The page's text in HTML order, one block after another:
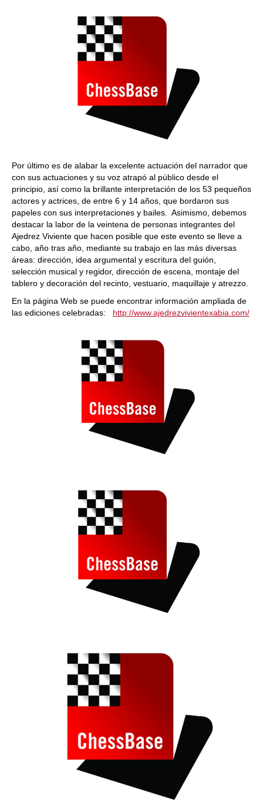
Por último es de alabar la excelente actuación del narrador que
con sus actuaciones y su voz atrapó al público desde el
principio, así como la brillante interpretación de los 53 pequeños
actores y actrices, de entre 6 y 14 años, que bordaron sus
papeles con sus interpretaciones y bailes. Asimismo, debemos
destacar la labor de la veintena de personas integrantes del
Ajedrez Viviente que hacen posible que este evento se lleve a
cabo, año tras año, mediante su trabajo en las más diversas
áreas: dirección, idea argumental y escritura del guión,
selección musical y regidor, dirección de escena, montaje del
tablero y decoración del recinto, vestuario, maquillaje y atrezzo.
En la página Web se puede encontrar información ampliada de
las ediciones celebradas: http://www.ajedrezvivientexabia.com/